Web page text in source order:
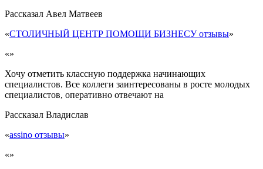
Рассказал Авел Матвеев
«СТОЛИЧНЫЙ ЦЕНТР ПОМОЩИ БИЗНЕСУ отзывы»
«»
Хочу отметить классную поддержка начинающих
специалистов. Все коллеги заинтересованы в росте молодых
специалистов, оперативно отвечают на
Рассказал Владислав
«assino отзывы»
«»